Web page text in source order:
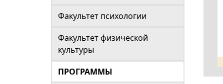
Факультет психологии
Факультет физической
культуры
ПРОГРАММЫ